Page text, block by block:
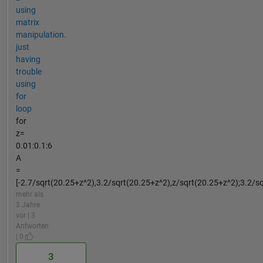
using
matrix
manipulation.
just
having
trouble
using
for
loop
for
z=
0.01:0.1:6
A
=
[-2.7/sqrt(20.25+z^2),3.2/sqrt(20.25+z^2),z/sqrt(20.25+z^2);3.2/
mehr als
3 Jahre
vor | 3
Antworten
| 0
3